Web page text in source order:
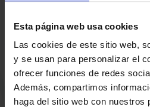
Esta página web usa cookies
Las cookies de este sitio web,
y se usan para personalizar el
ofrecer funciones de redes
Además, compartimos
haga del sitio web con nuestros
Baskoniaren Pribatutasun politika
Baskoniaren jarduerei, produktuei,
eta/edo sustapenei buruzko
DENDA OFIZIALA BASKONIA
SARRERAK